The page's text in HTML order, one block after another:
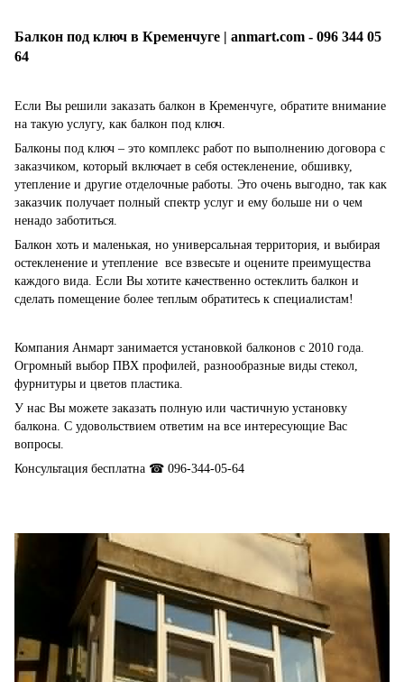
Балкон под ключ в Кременчуге | anmart.com - 096 344 05
64
Если Вы решили заказать балкон в Кременчуге, обратите внимание
на такую услугу, как балкон под ключ.
Балконы под ключ – это комплекс работ по выполнению договора с
заказчиком, который включает в себя остекленение, обшивку,
утепление и другие отделочные работы. Это очень выгодно, так как
заказчик получает полный спектр услуг и ему больше ни о чем
ненадо заботиться.
Балкон хоть и маленькая, но универсальная территория, и выбирая
остекленение и утепление все взвесьте и оцените преимущества
каждого вида. Если Вы хотите качественно остеклить балкон и
сделать помещение более теплым обратитесь к специалистам!
Компания Анмарт занимается установкой балконов с 2010 года.
Огромный выбор ПВХ профилей, разнообразные виды стекол,
фурнитуры и цветов пластика.
У нас Вы можете заказать полную или частичную установку
балкона. С удовольствием ответим на все интересующие Вас
вопросы.
Консультация бесплатна ☎ 096-344-05-64